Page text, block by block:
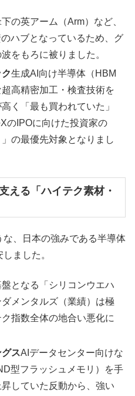
の英アーム（Arm）など、
ハブとなっているため、グ
をもろに被りました。
ク生成AI向け半導体（HBM
高精密加工・検査技術を
く「最も買われていた」
のIPOに向けた投資家の
の最優先対象となりまし
える「ハイテク素材・
、日本の強みである半導体
ました。
となる「シリコンウエハ
メンタルズ（業績）は極
指数全体の地合い悪化に
グスAIデータセンター向けな
型フラッシュメモリ）を手
していた反動から、強い